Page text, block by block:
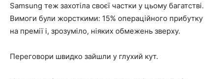
Samsung теж захотіла своєї частки у цьому багатстві.
Вимоги були жорсткими: 15% операційного прибутку
на премії і, зрозуміло, ніяких обмежень зверху.
Переговори швидко зайшли у глухий кут.